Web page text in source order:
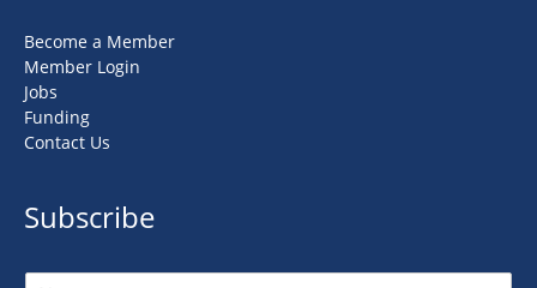
Become a Member
Member Login
Jobs
Funding
Contact Us
Subscribe